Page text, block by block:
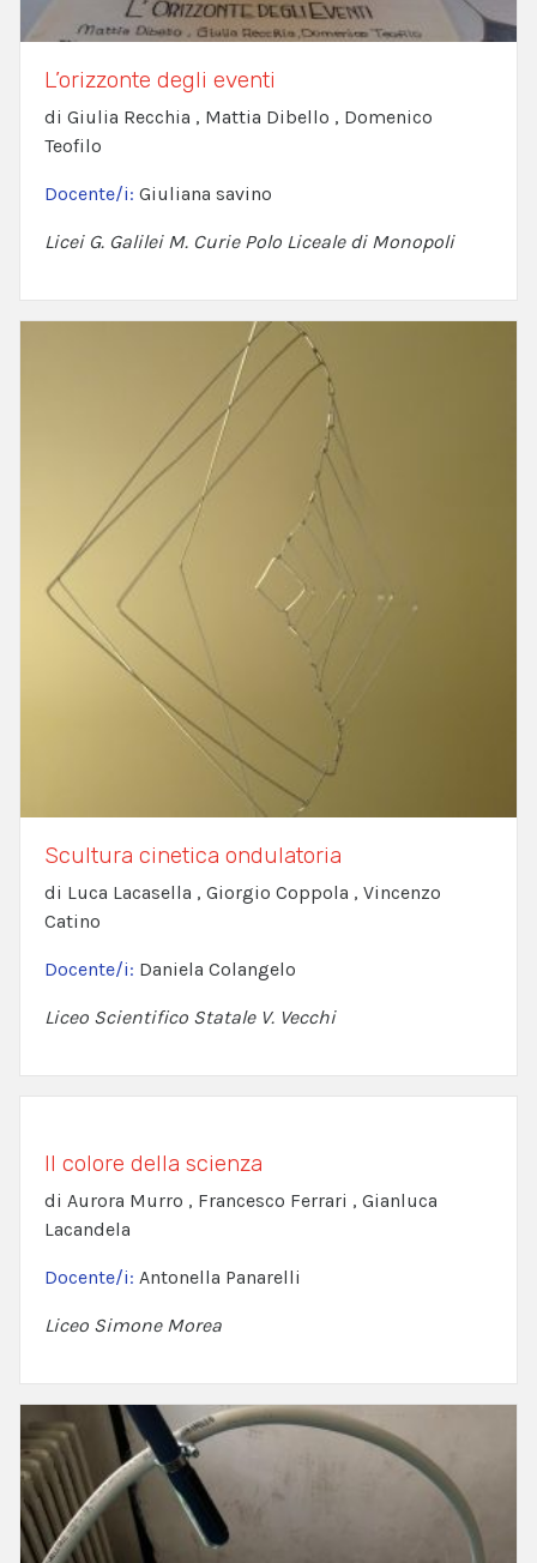
L’orizzonte degli eventi
di Giulia Recchia , Mattia Dibello , Domenico
Teofilo
Docente/i: Giuliana savino
Licei G. Galilei M. Curie Polo Liceale di Monopoli
Scultura cinetica ondulatoria
di Luca Lacasella , Giorgio Coppola , Vincenzo
Catino
Docente/i: Daniela Colangelo
Liceo Scientifico Statale V. Vecchi
Il colore della scienza
di Aurora Murro , Francesco Ferrari , Gianluca
Lacandela
Docente/i: Antonella Panarelli
Liceo Simone Morea